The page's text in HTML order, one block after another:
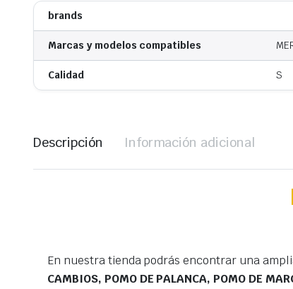
brands
Marcas y modelos compatibles
Calidad S
Descripción Información adicional
En nuestra tienda podrás encontrar una
CAMBIOS, POMO DE PALANCA, POMO DE